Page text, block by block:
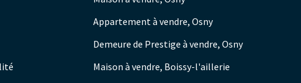
Appartement à vendre, Osny
Demeure de Prestige à vendre, Osny
Maison à vendre, Boissy-l'aillerie